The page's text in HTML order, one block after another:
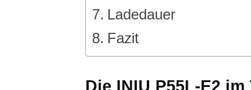
Ladedauer
Fazit